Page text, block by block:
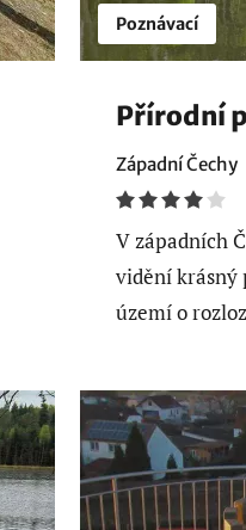
Poznávací
Přírodní
Západní Čechy
V západních
vidění krásný
území o